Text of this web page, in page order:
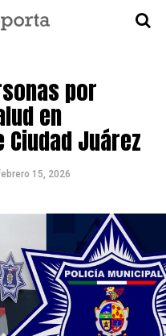
por
en
Juárez
15, 2026